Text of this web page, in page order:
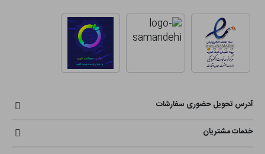
آدرس تحویل حضوری سفارشات
خدمات مشتریان